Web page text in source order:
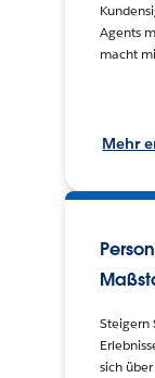
Agents
macht
Mehr
Steigern
sich